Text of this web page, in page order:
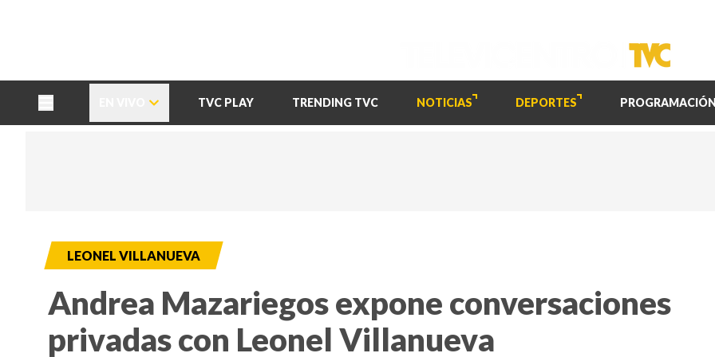
TVC PLAY TRENDING TVC NOTICIAS DEPORTES PROGRAMACIÓN
LEONEL VILLANUEVA
Andrea Mazariegos expone conversaciones
privadas con Leonel Villanueva